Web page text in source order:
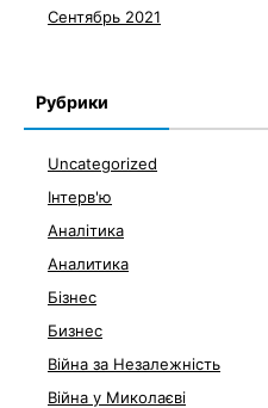
Сентябрь 2021
Рубрики
Uncategorized
Інтерв'ю
Аналітика
Аналитика
Бізнес
Бизнес
Війна за Незалежність
Війна у Миколаєві